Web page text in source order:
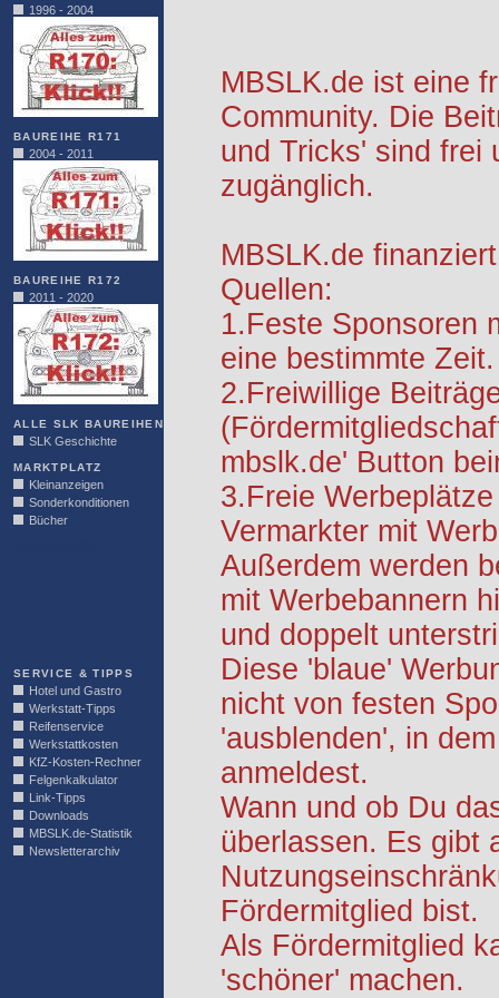
1996 - 2004
BAUREIHE R171
2004 - 2011
BAUREIHE R172
2011 - 2020
ALLE SLK BAUREIHEN
SLK Geschichte
MARKTPLATZ
Kleinanzeigen
Sonderkonditionen
Bücher
SERVICE & TIPPS
Hotel und Gastro
Werkstatt-Tipps
Reifenservice
Werkstattkosten
KfZ-Kosten-Rechner
Felgenkalkulator
Link-Tipps
Downloads
MBSLK.de-Statistik
Newsletterarchiv
MBSLK.de ist eine
Community. Die
und Tricks' sind frei
zugänglich.
MBSLK.de
Quellen:
1.Feste Sponsoren
eine bestimmte Zeit.
2.Freiwillige
mbslk.de' Button
3.Freie
Vermarkter mit
Außerdem werden
mit Werbebannern
und doppelt
Diese 'blaue'
nicht von festen
'ausblenden', in
anmeldest.
Wann und ob Du
überlassen. Es gibt
Fördermitglied bist.
Als Fördermitglied
'schöner' machen.